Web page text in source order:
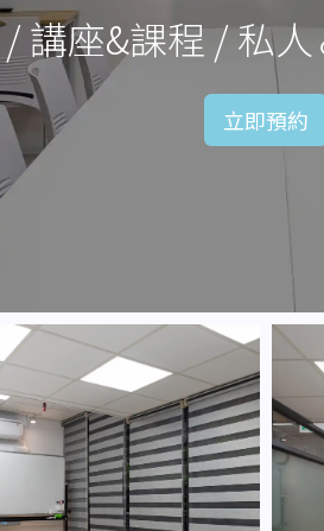
講座&課程 / 私
立即預約